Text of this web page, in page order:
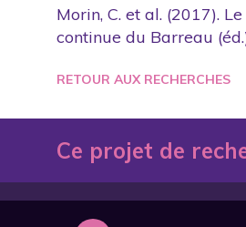
Ce projet de
2018_Bedard-
Morin, C. et al. (2017).
continue du Barreau
RETOUR AUX RECHERCHES